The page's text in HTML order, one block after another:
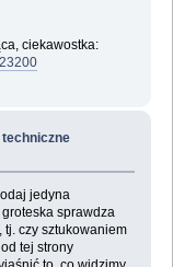
ciekawostka:
jedyna
sprawdza
tj. czy sztukowaniem
tej strony